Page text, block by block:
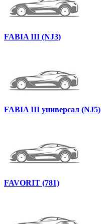
FABIA III (NJ3)
FABIA III универсал (NJ5)
FAVORIT (781)